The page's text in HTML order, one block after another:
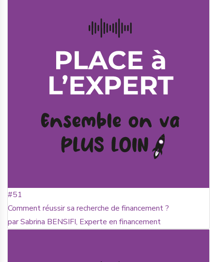
#51
Comment réussir sa recherche de financement ?
par Sabrina BENSIFI, Experte en financement